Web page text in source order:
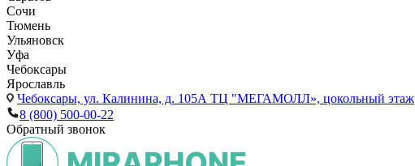
Сочи
Тюмень
Ульяновск
Уфа
Чебоксары
Ярославль
Чебоксары, ул. Калинина, д. 105А ТЦ "МЕГАМОЛЛ», цокольный этаж
8 (800) 500-00-22
Обратный звонок